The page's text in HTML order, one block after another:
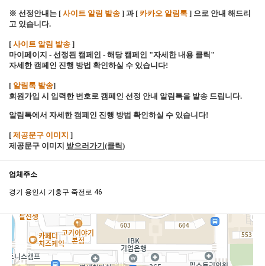
※ 선정안내는 [ 사이트 알림 발송 ] 과 [ 카카오 알림톡 ] 으로 안내 해드리
고 있습니다.
[ 사이트 알림 발송 ]
마이페이지 - 선정된 캠페인 - 해당 캠페인 "자세한 내용 클릭"
자세한 캠페인 진행 방법 확인하실 수 있습니다!
[ 알림톡 발송]
회원가입 시 입력한 번호로 캠페인 선정 안내 알림톡을 발송 드립니다.
알림톡에서 자세한 캠페인 진행 방법 확인하실 수 있습니다!
[ 제공문구 이미지 ]
제공문구 이미지 받으러가기(클릭 )
업체주소
경기 용인시 기흥구 죽전로 46